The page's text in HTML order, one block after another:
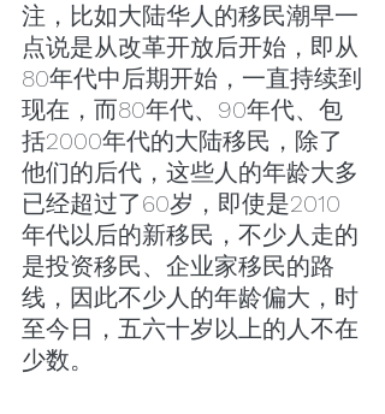
注，比如大陆华人的移民潮早一
点说是从改革开放后开始，即从
80年代中后期开始，一直持续到
现在，而80年代、90年代、包
括2000年代的大陆移民，除了
他们的后代，这些人的年龄大多
已经超过了60岁，即使是2010
年代以后的新移民，不少人走的
是投资移民、企业家移民的路
线，因此不少人的年龄偏大，时
至今日，五六十岁以上的人不在
少数。